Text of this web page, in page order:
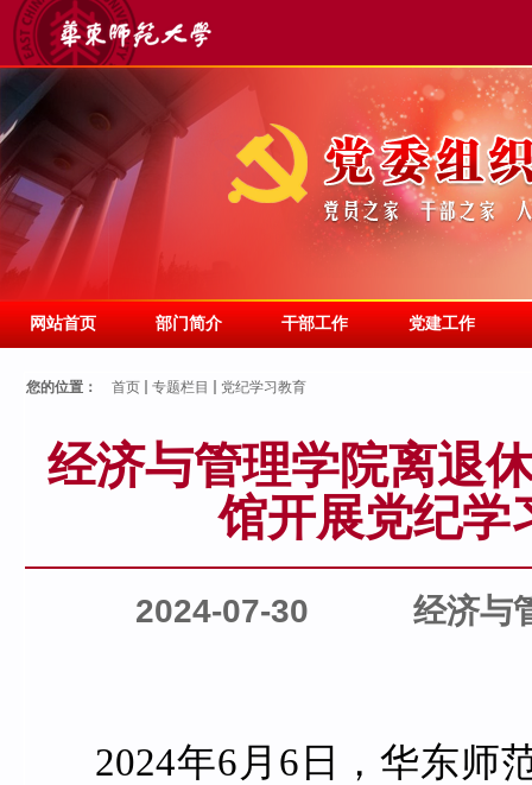
网站首页 部门简介 干部工作 党建工作
您的位置： 首页 专题栏目 党纪学习教育
经济与管理学院离退
馆开展党纪学
2024-07-30 经济与
2024年6月6日，华东师